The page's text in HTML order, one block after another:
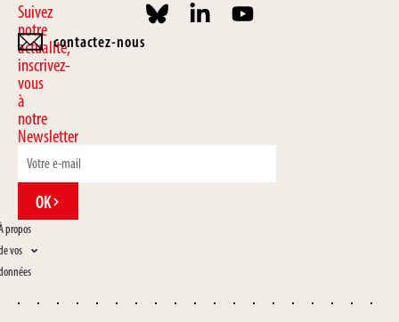
Suivez
notre
actualité,
inscrivez-
vous
à
notre
Newsletter
OK
propos
vos
contactez-nous